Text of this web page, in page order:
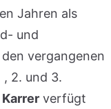
Jahren als
und
vergangenen
, 2. und 3.
verfügt